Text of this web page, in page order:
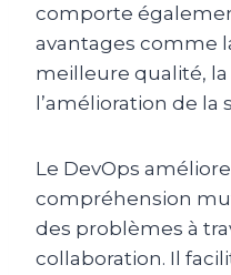
comporte
avantages comme
meilleure qualité,
l’amélioration de la
Le DevOps
compréhension
des problèmes à
collaboration. Il